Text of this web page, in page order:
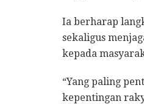
Ia berharap
sekaligus
kepada
“Yang paling
kepentingan